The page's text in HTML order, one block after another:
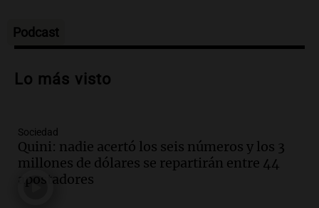
hablaron de su obra en Cadena 3
Audio.
Córdoba espera a León XIV con el
recuerdo del paso de Juan Pablo II: "Te
traspasaba con la mirada"
Amamos los Domingos
Podcast
Lo más visto
Sociedad
Quini: nadie acertó los seis números y los 3
millones de dólares se repartirán entre 44
apostadores